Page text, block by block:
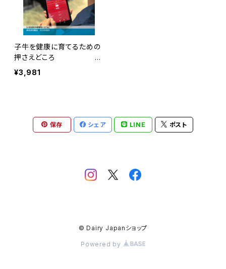
子牛を健康に育てるための
押さえどころ
Dairy PROFESSI
ONAL Vol.12
¥3,981
保存 シェア LINE ポスト
© Dairy Japanショップ
Powered by